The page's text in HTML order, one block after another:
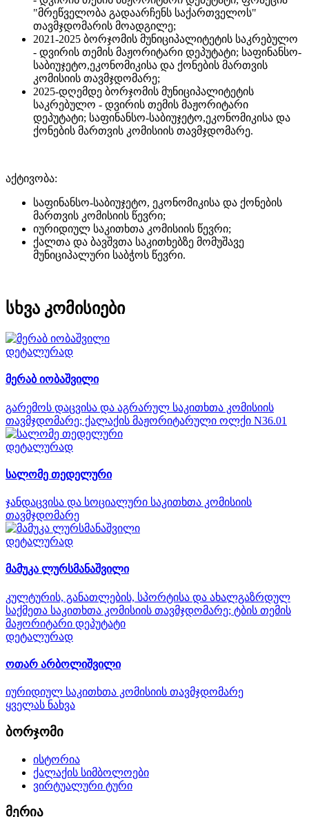
"მრეწველობა გადაარჩენს საქართველოს"
თავმჯდომარის მოადგილე;
2021-2025 ბორჯომის მუნიციპალიტეტის საკრებულო
- დვირის თემის მაჟორიტარი დეპუტატი; საფინანსო-
საბიუჯეტო,ეკონომიკისა და ქონების მართვის
კომისიის თავმჯდომარე;
2025-დღემდე ბორჯომის მუნიციპალიტეტის
საკრებულო - დვირის თემის მაჟორიტარი
დეპუტატი; საფინანსო-საბიუჯეტო,ეკონომიკისა და
ქონების მართვის კომისიის თავმჯდომარე.
აქტივობა:
საფინანსო-საბიუჯეტო, ეკონომიკისა და ქონების
მართვის კომისიის წევრი;
იურიდიულ საკითხთა კომისიის წევრი;
ქალთა და ბავშვთა საკითხებზე მომუშავე
მუნიციპალური საბჭოს წევრი.
სხვა კომისიები
დეტალურად
მერაბ იობაშვილი
გარემოს დაცვისა და აგრარულ საკითხთა კომისიის
თავმჯდომარე; ქალაქის მაჟორიტარული ოლქი N36.01
დეტალურად
სალომე თედელური
ჯანდაცვისა და სოციალური საკითხთა კომისიის
თავმჯდომარე
დეტალურად
მამუკა ლურსმანაშვილი
კულტურის, განათლების, სპორტისა და ახალგაზრდულ
საქმეთა საკითხთა კომისიის თავმჯდომარე; ტბის თემის
მაჟორიტარი დეპუტატი
დეტალურად
ოთარ არბოლიშვილი
იურიდიულ საკითხთა კომისიის თავმჯდომარე
ყველას ნახვა
ბორჯომი
ისტორია
ქალაქის სიმბოლოები
ვირტუალური ტური
მერია